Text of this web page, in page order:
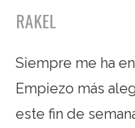
RAKEL
Siempre me ha
Empiezo más
este fin de